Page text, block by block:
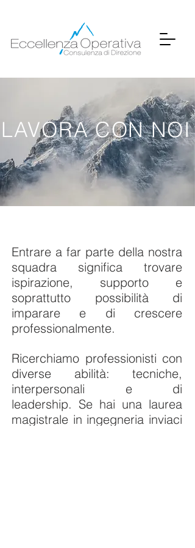
LAVORA CON NOI
Entrare a far parte della nostra
squadra significa trovare
ispirazione, supporto e
soprattutto possibilità di
imparare e di crescere
professionalmente.
Ricerchiamo professionisti con
diverse abilità: tecniche,
interpersonali e di
leadership. Se hai una laurea
magistrale in ingegneria inviaci